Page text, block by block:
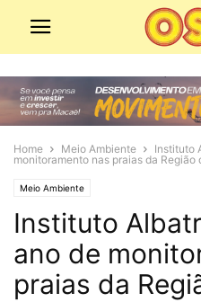
Home Meio Ambiente
Instituto
monitoramento nas praias da Região
Meio Ambiente
Instituto
ano de
praias da